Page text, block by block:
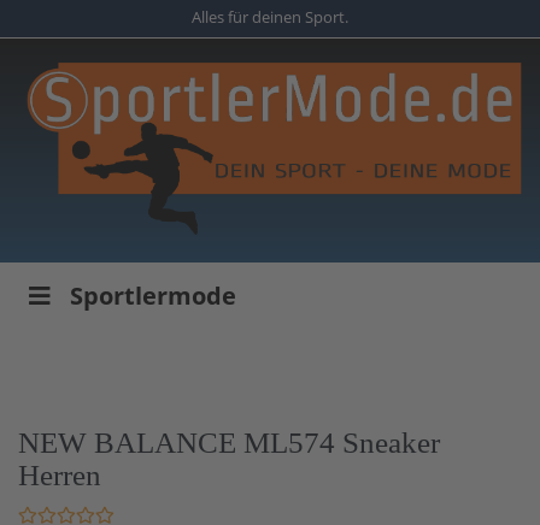
to
content
Alles für deinen Sport.
Sportlermode
NEW BALANCE ML574 Sneaker
Herren